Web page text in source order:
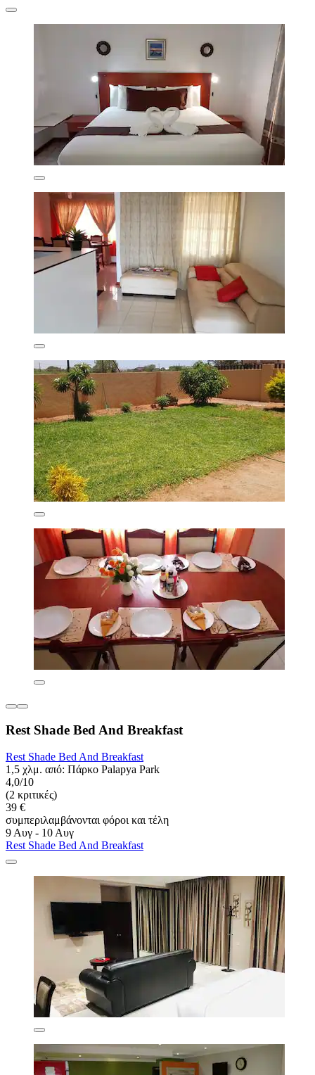
Rest Shade Bed And Breakfast
Rest Shade Bed And Breakfast
1,5 χλμ. από: Πάρκο Palapya Park
4,0/10
(2 κριτικές)
39 €
συμπεριλαμβάνονται φόροι και τέλη
9 Αυγ - 10 Αυγ
Rest Shade Bed And Breakfast